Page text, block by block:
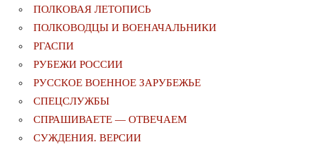
ПОЛКОВАЯ ЛЕТОПИСЬ
ПОЛКОВОДЦЫ И ВОЕНАЧАЛЬНИКИ
РГАСПИ
РУБЕЖИ РОССИИ
РУССКОЕ ВОЕННОЕ ЗАРУБЕЖЬЕ
СПЕЦСЛУЖБЫ
СПРАШИВАЕТЕ — ОТВЕЧАЕМ
СУЖДЕНИЯ. ВЕРСИИ